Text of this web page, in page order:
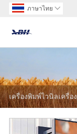
ภาษาไทย 
เครื่องพิมพ์ไวนิลเครื่